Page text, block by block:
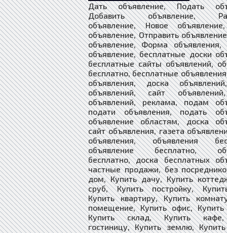
Дать объявление, Подать
Добавить объявление,
объявление, Новое
объявление, Отправить
объявление, Форма объявления,
объявление, бесплатные доски
бесплатные сайты объявлений,
бесплатно, бесплатные
объявления, доска
объявлений, сайт
объявлений, реклама, подам
подати объявления, подать
объявление областям, доска
сайт объявления, газета
объявления, объявления
объявление бесплатно,
бесплатно, доска бесплатных
частные продажи, без
дом, Купить дачу, Купить
сруб, Купить постройку,
Купить квартиру, Купить
помещение, Купить офис, Купить
Купить склад, Купить
гостиницу, Купить землю,